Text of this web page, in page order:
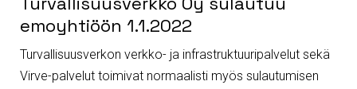
emoyhtiöön 1.1.2022
Turvallisuusverkon verkko- ja infrastruktuuripalvelut sekä
Virve-palvelut toimivat normaalisti myös sulautumisen